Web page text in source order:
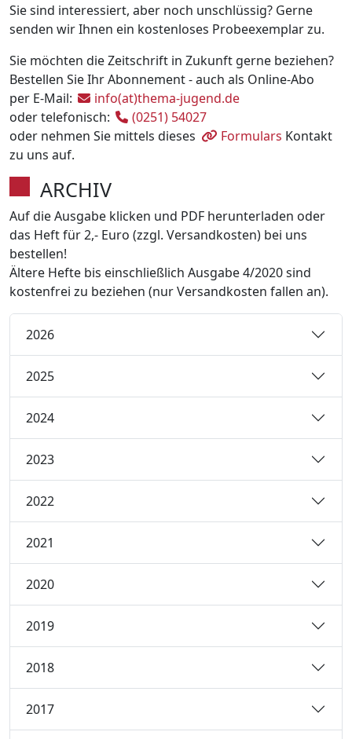
Sie sind interessiert, aber noch unschlüssig? Gerne
senden wir Ihnen ein kostenloses Probeexemplar zu.
Sie möchten die Zeitschrift in Zukunft gerne beziehen?
Bestellen Sie Ihr Abonnement - auch als Online-Abo
per E-Mail:
info(at)thema-jugend.de
oder telefonisch:
(0251) 54027
oder nehmen Sie mittels dieses
Formulars Kontakt
zu uns auf.
ARCHIV
Auf die Ausgabe klicken und PDF herunterladen oder
das Heft für 2,- Euro (zzgl. Versandkosten) bei uns
bestellen!
Ältere Hefte bis einschließlich Ausgabe 4/2020 sind
kostenfrei zu beziehen (nur Versandkosten fallen an).
2026
2025
2024
2023
2022
2021
2020
2019
2018
2017